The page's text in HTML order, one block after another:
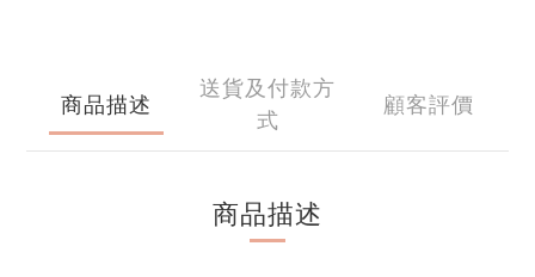
商品描述
送貨及付款方
式
顧客評價
商品描述